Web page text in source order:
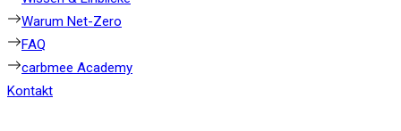
Warum Net-Zero
FAQ
carbmee Academy
Kontakt